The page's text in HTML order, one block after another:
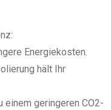
Energiekosten.
hält Ihr
einem geringeren CO2-